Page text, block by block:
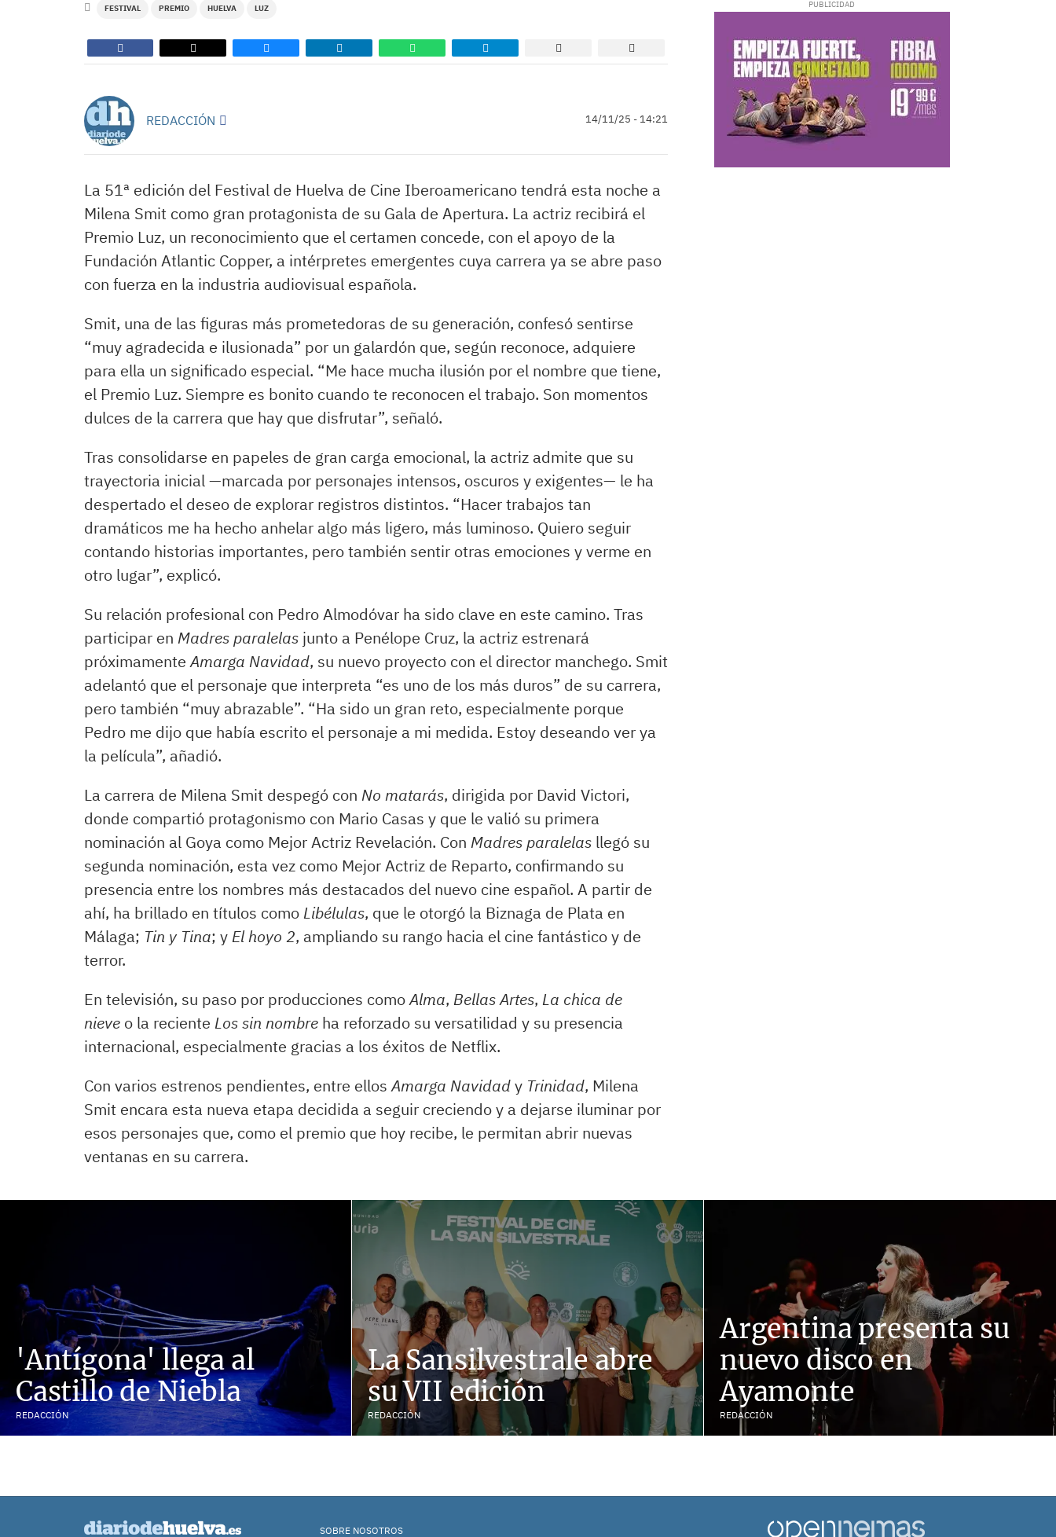
FESTIVAL PREMIO HUELVA LUZ
REDACCIÓN 14/11/25 - 14:21
La 51ª edición del Festival de Huelva de Cine Iberoamericano tendrá esta noche a
Milena Smit como gran protagonista de su Gala de Apertura. La actriz recibirá el
Premio Luz, un reconocimiento que el certamen concede, con el apoyo de la
Fundación Atlantic Copper, a intérpretes emergentes cuya carrera ya se abre paso
con fuerza en la industria audiovisual española.
Smit, una de las figuras más prometedoras de su generación, confesó sentirse
“muy agradecida e ilusionada” por un galardón que, según reconoce, adquiere
para ella un significado especial. “Me hace mucha ilusión por el nombre que tiene,
el Premio Luz. Siempre es bonito cuando te reconocen el trabajo. Son momentos
dulces de la carrera que hay que disfrutar”, señaló.
Tras consolidarse en papeles de gran carga emocional, la actriz admite que su
trayectoria inicial —marcada por personajes intensos, oscuros y exigentes— le ha
despertado el deseo de explorar registros distintos. “Hacer trabajos tan
dramáticos me ha hecho anhelar algo más ligero, más luminoso. Quiero seguir
contando historias importantes, pero también sentir otras emociones y verme en
otro lugar”, explicó.
Su relación profesional con Pedro Almodóvar ha sido clave en este camino. Tras
participar en Madres paralelas junto a Penélope Cruz, la actriz estrenará
próximamenteAmarga Navidad, su nuevo proyecto con el director manchego. Smit
adelantó que el personaje que interpreta “es uno de los más duros” de su carrera,
pero también “muy abrazable”. “Ha sido un gran reto, especialmente porque
Pedro me dijo que había escrito el personaje a mi medida. Estoy deseando ver ya
la película”, añadió.
La carrera de Milena Smit despegó con No matarás, dirigida por David Victori,
donde compartió protagonismo con Mario Casas y que le valió su primera
nominación al Goya como Mejor Actriz Revelación. Con Madres paralelas llegó su
segunda nominación, esta vez como Mejor Actriz de Reparto, confirmando su
presencia entre los nombres más destacados del nuevo cine español. A partir de
ahí, ha brillado en títulos comoLibélulas, que le otorgó la Biznaga de Plata en
Málaga; Tin y Tina; yEl hoyo 2, ampliando su rango hacia el cine fantástico y de
terror.
En televisión, su paso por producciones comoAlma, Bellas Artes, La chica de
nieve o la reciente Los sin nombre ha reforzado su versatilidad y su presencia
internacional, especialmente gracias a los éxitos de Netflix.
Con varios estrenos pendientes, entre ellosAmarga Navidady Trinidad, Milena
Smit encara esta nueva etapa decidida a seguir creciendo y a dejarse iluminar por
esos personajes que, como el premio que hoy recibe, le permitan abrir nuevas
ventanas en su carrera.
'Antígona' llega al
Castillo de Niebla
REDACCIÓN
La Sansilvestrale abre
su VII edición
REDACCIÓN
Argentina presenta su
nuevo disco en
Ayamonte
REDACCIÓN
SOBRE NOSOTROS